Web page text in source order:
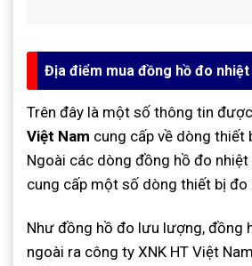
Địa điểm mua đồng hồ đo
Trên đây là một số thông tin được
Việt Nam cung cấp về dòng thiết
Ngoài các dòng đồng hồ đo
cung cấp một số dòng thiết bị đo
Như đồng hồ đo lưu lượng, đồng
ngoài ra công ty XNK HT Việt